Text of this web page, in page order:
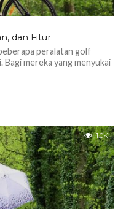
dan Fitur
peralatan golf
mereka yang menyukai
1.0K